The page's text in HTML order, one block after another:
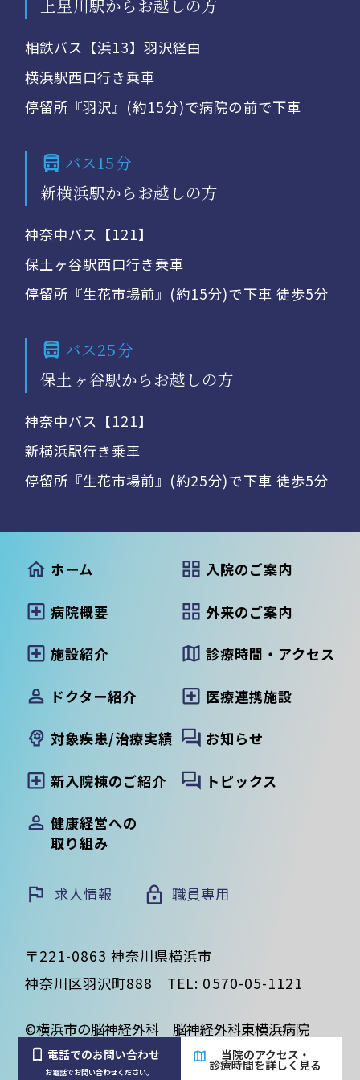
上星川駅からお越しの方
相鉄バス【浜13】羽沢経由
横浜駅西口行き乗車
停留所『羽沢』(約15分)で病院の前で下車
バス15分
新横浜駅からお越しの方
神奈中バス【121】
保土ヶ谷駅西口行き乗車
停留所『生花市場前』(約15分)で下車 徒歩5分
バス25分
保土ヶ谷駅からお越しの方
神奈中バス【121】
新横浜駅行き乗車
停留所『生花市場前』(約25分)で下車 徒歩5分
電話でのお問い合わせ
お電話でお問い合わせください。
当院のアクセス・
診療時間を詳しく見る
ホーム
病院概要
施設紹介
ドクター紹介
対象疾患/治療実績
新入院棟のご紹介
健康経営への
取り組み
入院のご案内
外来のご案内
診療時間・アクセス
医療連携施設
お知らせ
トピックス
求人情報 職員専用
〒221-0863 神奈川県横浜市
神奈川区羽沢町888 TEL: 0570-05-1121
©横浜市の脳神経外科｜脳神経外科東横浜病院